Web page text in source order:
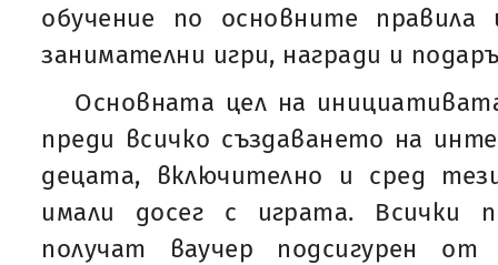
обучение по основните
занимателни игри, награди и
Основната цел на
преди всичко създаването на
децата, включително и сред
имали досег с играта. Всички
получат ваучер подсигурен